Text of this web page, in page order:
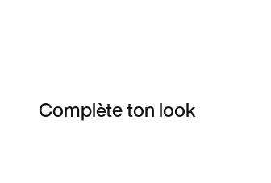
Complète ton look